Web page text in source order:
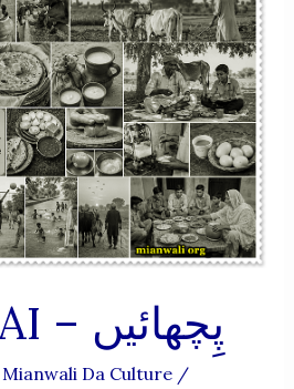
PICHHAAI – پِچھائیں
Mianwali Da Culture/